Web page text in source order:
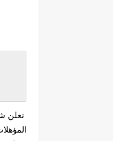
تعلن